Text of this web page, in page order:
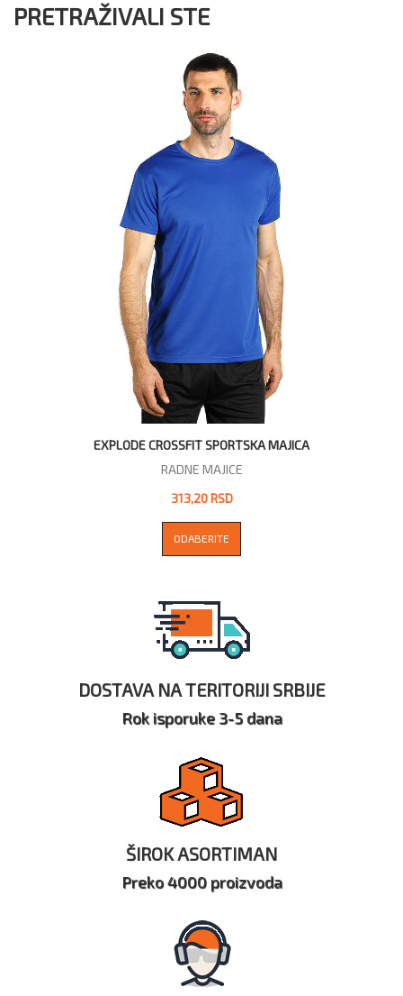
PRETRAŽIVALI STE
EXPLODE CROSSFIT SPORTSKA MAJICA
RADNE MAJICE
313,20 RSD
ODABERITE
DOSTAVA NA TERITORIJI SRBIJE
Rok isporuke 3-5 dana
ŠIROK ASORTIMAN
Preko 4000 proizvoda